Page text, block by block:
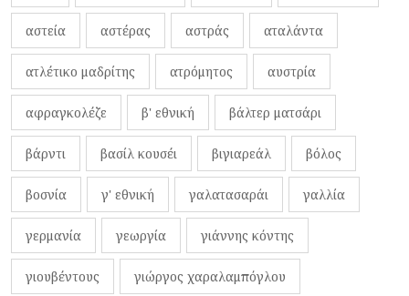
αστεία αστέρας αστράς αταλάντα
ατλέτικο μαδρίτης ατρόμητος αυστρία
αφραγκολέζε β' εθνική βάλτερ ματσάρι
βάρντι βασίλ κουσέι βιγιαρεάλ βόλος
βοσνία γ' εθνική γαλατασαράι γαλλία
γερμανία γεωργία γιάννης κόντης
γιουβέντους γιώργος χαραλαμπόγλου